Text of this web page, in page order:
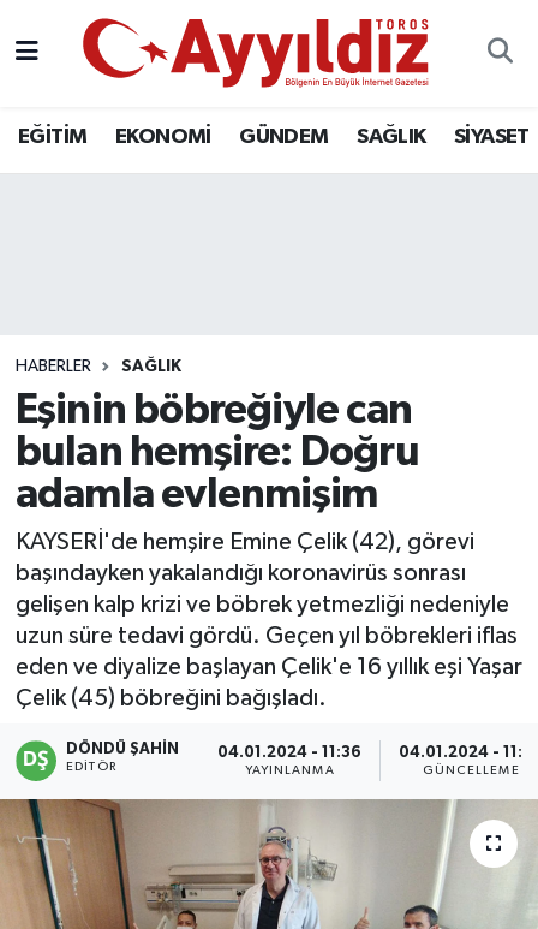
EĞİTİM EKONOMİ GÜNDEM SAĞLIK SİYASET
HABERLER SAĞLIK
Eşinin böbreğiyle can
bulan hemşire: Doğru
adamla evlenmişim
KAYSERİ'de hemşire Emine Çelik (42), görevi
başındayken yakalandığı koronavirüs sonrası
gelişen kalp krizi ve böbrek yetmezliği nedeniyle
uzun süre tedavi gördü. Geçen yıl böbrekleri iflas
eden ve diyalize başlayan Çelik'e 16 yıllık eşi Yaşar
Çelik (45) böbreğini bağışladı.
DÖNDÜ ŞAHİN
EDITÖR
04.01.2024 - 11:36
YAYINLANMA
04.01.2024 -
GÜNCELLEME